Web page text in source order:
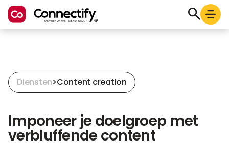
Diensten>Content creation
Imponeer je doelgroep met
verbluffende content